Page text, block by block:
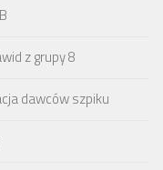
z grupy 8
dawców szpiku